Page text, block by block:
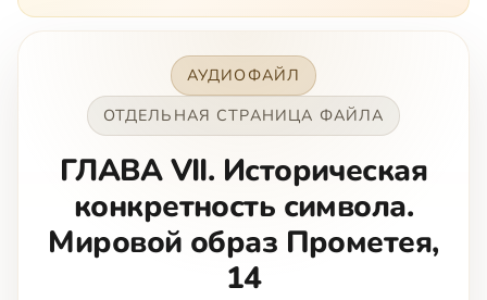
АУДИОФАЙЛ
ОТДЕЛЬНАЯ СТРАНИЦА ФАЙЛА
ГЛАВА VII. Историческая
конкретность символа.
Мировой образ Прометея,
14